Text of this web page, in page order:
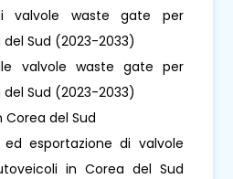
valvole waste gate per
Sud (2023-2033)
valvole waste gate per
Sud (2023-2033)
Corea del Sud
esportazione di valvole
in Corea del Sud